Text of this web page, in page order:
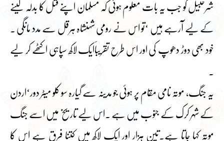
شرحبیل کو جب یہ بات معلوم ہوئی کہ مسلمان اپنے قتل کا بدلہ لینے
کے لیے آرہے ہیں ‘تو اس نے رومی شہنشاہ ہرقل سے مدد مانگی ۔
خود بھی دوڑ دھوپ کی اور اس طرح تقریباََایک لاکھ سپاہی اکٹھے کر لیے
یہ جنگ، موتہ نامی مقام پر ہوئی جو مدینہ سے گیارہ سو کلو میٹر دور‘اردن
کے شہر کرک کے جنوب میں ہے ۔اس لیے تاریخ میں اسے جنگ
موتہ کہا جاتا ہے۔تین ہزار اور ایک لاکھ میں کتنا فرق ہے اس کا